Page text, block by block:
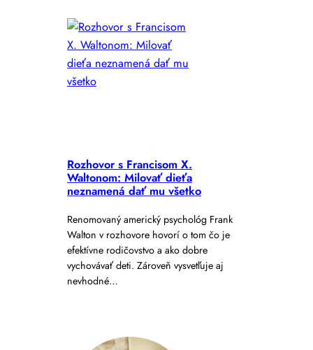
Rozhovor s Francisom X.
Waltonom: Milovať dieťa
neznamená dať mu všetko
Renomovaný americký psychológ Frank
Walton v rozhovore hovorí o tom čo je
efektívne rodičovstvo a ako dobre
vychovávať deti. Zároveň vysvetľuje aj
nevhodné…